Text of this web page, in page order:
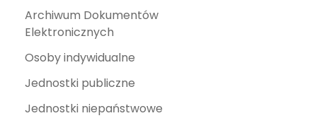
Archiwum Dokumentów
Elektronicznych
Osoby indywidualne
Jednostki publiczne
Jednostki niepaństwowe